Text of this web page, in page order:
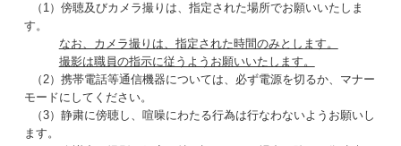
（1）傍聴及びカメラ撮りは、指定された場所でお願いいたしま
す。
なお、カメラ撮りは、指定された時間のみとします。
撮影は職員の指示に従うようお願いいたします。
（2）携帯電話等通信機器については、必ず電源を切るか、マナー
モードにしてください。
（3）静粛に傍聴し、喧噪にわたる行為は行なわないようお願いし
ます。